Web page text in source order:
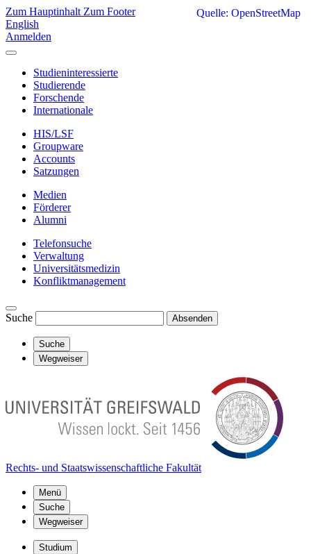
Zum Hauptinhalt Zum Footer
English
Anmelden
Studieninteressierte
Studierende
Forschende
Internationale
HIS/LSF
Groupware
Accounts
Satzungen
Medien
Förderer
Alumni
Telefonsuche
Verwaltung
Universitätsmedizin
Konfliktmanagement
Suche Absenden
Suche
Wegweiser
Rechts- und Staatswissenschaftliche Fakultät
Menü
Suche
Wegweiser
Studium
Quelle: OpenStreetMap